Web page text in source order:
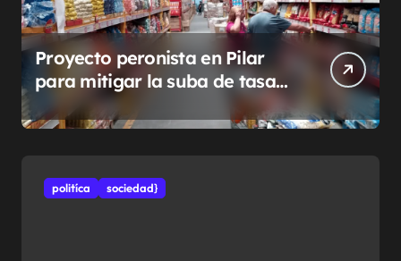
Proyecto peronista en Pilar
para mitigar la suba de tasas
municipales
politíca sociedad}